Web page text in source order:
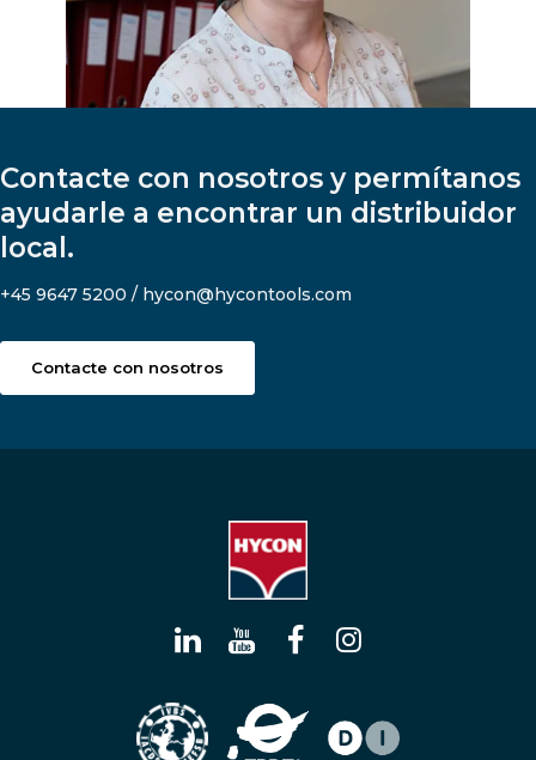
Contacte con nosotros y permítanos
ayudarle a encontrar un distribuidor
local.
+45 9647 5200 / hycon@hycontools.com
Contacte con nosotros